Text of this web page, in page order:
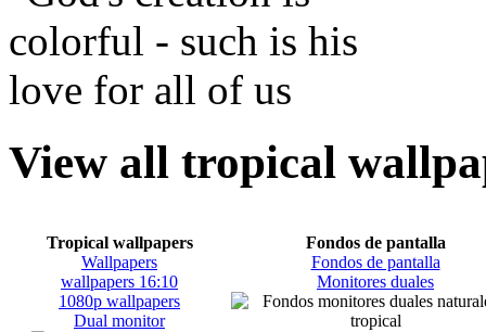
View all tropical
Tropical wallpapers
Wallpapers
wallpapers 16:10
1080p wallpapers
Dual monitor
Fondos de pantalla
Fondos de pantalla
Monitores duales